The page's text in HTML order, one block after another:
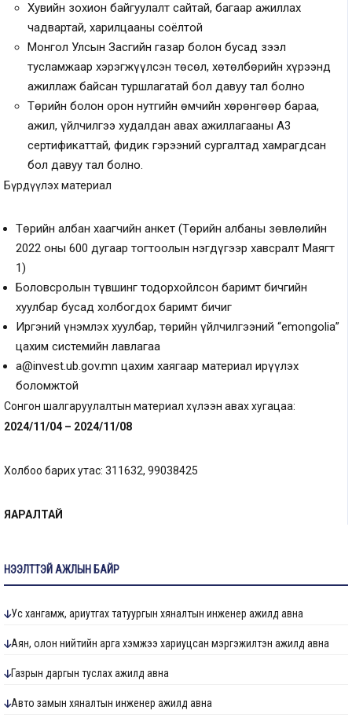
Хувийн зохион байгуулалт сайтай, багаар ажиллах
чадвартай, харилцааны соёлтой
Монгол Улсын Засгийн газар болон бусад зээл
тусламжаар хэрэгжүүлсэн төсөл, хөтөлбөрийн хүрээнд
ажиллаж байсан туршлагатай бол давуу тал болно
Төрийн болон орон нутгийн өмчийн хөрөнгөөр бараа,
ажил, үйлчилгээ худалдан авах ажиллагааны А3
сертификаттай, фидик гэрээний сургалтад хамрагдсан
бол давуу тал болно.
Бүрдүүлэх материал
Төрийн албан хаагчийн анкет (Төрийн албаны зөвлөлийн
2022 оны 600 дугаар тогтоолын нэгдүгээр хавсралт Маягт
1)
Боловсролын түвшинг тодорхойлсон баримт бичгийн
хуулбар бусад холбогдох баримт бичиг
Иргэний үнэмлэх хуулбар, төрийн үйлчилгээний “emongolia”
цахим системийн лавлагаа
a@invest.ub.gov.mn цахим хаягаар материал ирүүлэх
боломжтой
Сонгон шалгаруулалтын материал хүлээн авах хугацаа:
2024/11/04 – 2024/11/08
Холбоо барих утас: 311632, 99038425
ЯАРАЛТАЙ
НЭЭЛТТЭЙ АЖЛЫН БАЙР
Ус хангамж, ариутгах татуургын хяналтын инженер ажилд авна
Аян, олон нийтийн арга хэмжээ хариуцсан мэргэжилтэн ажилд авна
Газрын даргын туслах ажилд авна
Авто замын хяналтын инженер ажилд авна